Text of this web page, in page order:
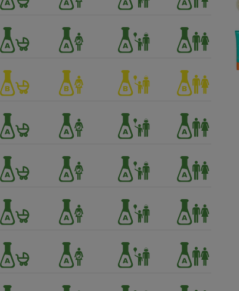
Appareil photo
numérique
Électricité - Gaz
Lessive